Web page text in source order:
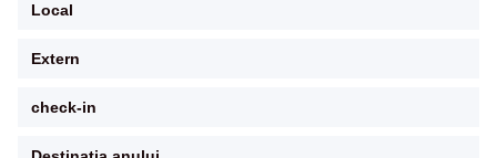
Local
Extern
check-in